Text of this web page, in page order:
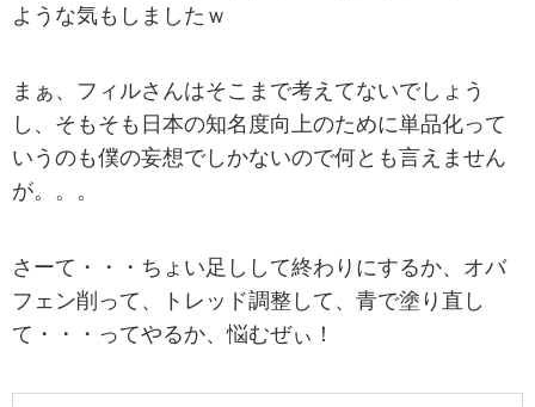
ような気もしましたｗ
まぁ、フィルさんはそこまで考えてないでしょう
し、そもそも日本の知名度向上のために単品化って
いうのも僕の妄想でしかないので何とも言えません
が。。。
さーて・・・ちょい足しして終わりにするか、オバ
フェン削って、トレッド調整して、青で塗り直し
て・・・ってやるか、悩むぜぃ！